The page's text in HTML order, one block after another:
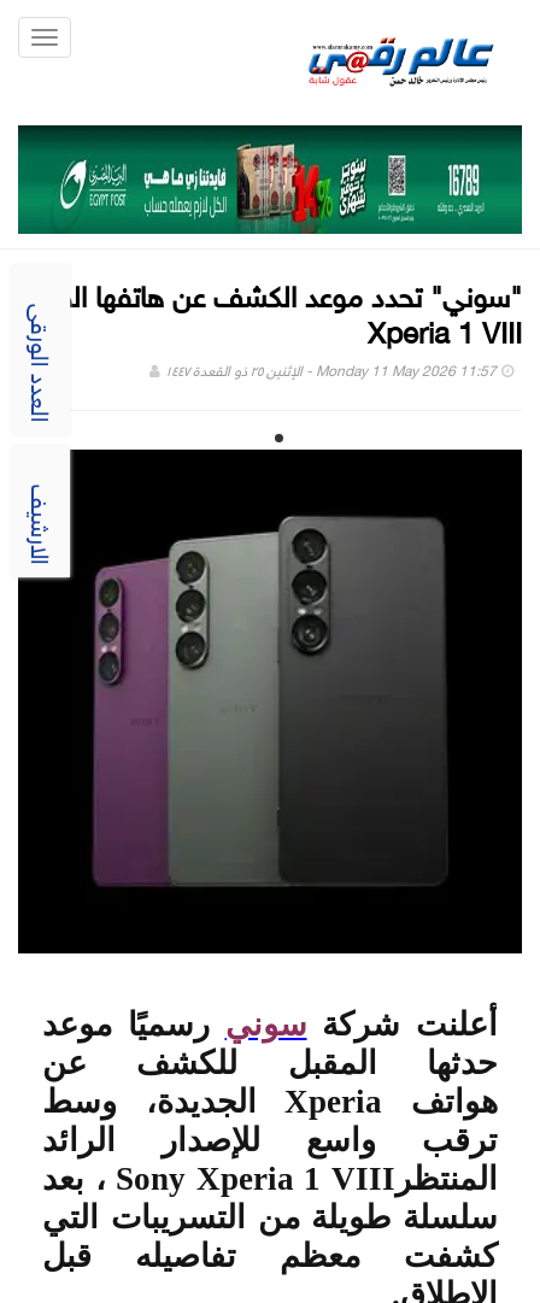
العدد الورقى
الارشيف
"سوني" تحدد موعد الكشف عن هاتفها الجديد
Xperia 1 VIII
Monday 11 May 2026 11:57 - الإثنين ٢٥ ذو القعدة ١٤٤٧
أعلنت شركة سوني رسميًا موعد
حدثها المقبل للكشف عن
هواتف Xperia
الجديدة، وسط
ترقب واسع للإصدار الرائد
المنتظر Sony Xperia 1 VIII ، بعد
سلسلة طويلة من التسريبات التي
كشفت معظم تفاصيله قبل
الإطلاق.